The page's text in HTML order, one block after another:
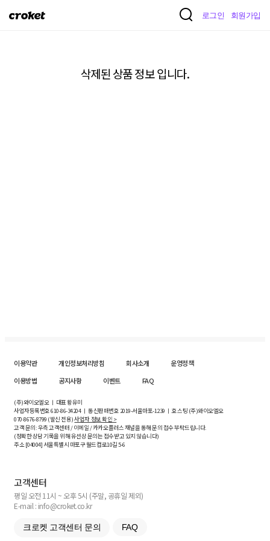
크
로그인 회원가입
삭제된 상품 정보 입니다.
이용약관 개인정보처리방침 회사소개
운영정책
이용방법
공지사항 이벤트 FAQ
(주)와이오엘오 ㅣ 대표 황유미
사업자등록번호610-86-34204ㅣ 통신판매번호 2019-서울마포-1239 ㅣ 호스팅 (주)와이오엘오
070-8676-8799 (발신 전용)사업자 정보 확인 >
고객 문의: 우측 고객센터 / 이메일 / 카카오플러스 채널을 통해 문의 접수 부탁드립니다.
(정확한 상담 기록을 위해 유선상 문의는 접수받고 있지 않습니다)
주소 [04004] 서울특별시 마포구 월드컵로10길5-6
고객센터
평일 오전 11시 ~ 오후 5시 (주말, 공휴일 제외)
E-mail : info@croket.co.kr
크로켓 고객센터 문의 FAQ